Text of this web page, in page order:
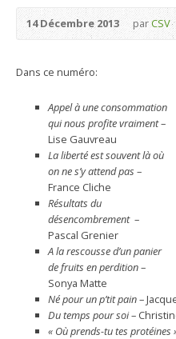
14 Décembre 2013 parCSV
Dans ce numéro:
Appel à une consommation
qui nous profite vraiment–
Lise Gauvreau
La liberté est souvent là où
on ne s’y attend pas –
France Cliche
Résultats du
désencombrement–
Pascal Grenier
A la rescousse d’un panier
de fruits en perdition–
Sonya Matte
Né pour un p’tit pain–
Du temps pour soi–
« Où prends-tu tes